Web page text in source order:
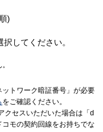
)
してください。
トワーク暗証番号」が必要
をご確認ください。
クセスいただいた場合は「d
モの契約回線をお持ちでな